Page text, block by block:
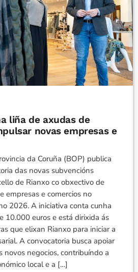
liña de axudas de
novas empresas e
da Coruña (BOP) publica
das novas subvencións
de Rianxo co obxectivo de
empresas e comercios no
2026. A iniciativa conta cunha
10.000 euros e está dirixida ás
que elixan Rianxo para iniciar a
A convocatoria busca apoiar
novos negocios, contribuíndo a
local e a […]